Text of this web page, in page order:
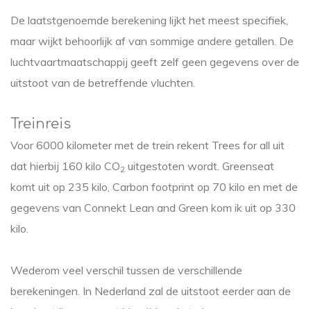
De laatstgenoemde berekening lijkt het meest specifiek,
maar wijkt behoorlijk af van sommige andere getallen. De
luchtvaartmaatschappij geeft zelf geen gegevens over de
uitstoot van de betreffende vluchten.
Treinreis
Voor 6000 kilometer met de trein rekent Trees for all uit
dat hierbij 160 kilo CO2 uitgestoten wordt. Greenseat
komt uit op 235 kilo, Carbon footprint op 70 kilo en met de
gegevens van Connekt Lean and Green kom ik uit op 330
kilo.
Wederom veel verschil tussen de verschillende
berekeningen. In Nederland zal de uitstoot eerder aan de